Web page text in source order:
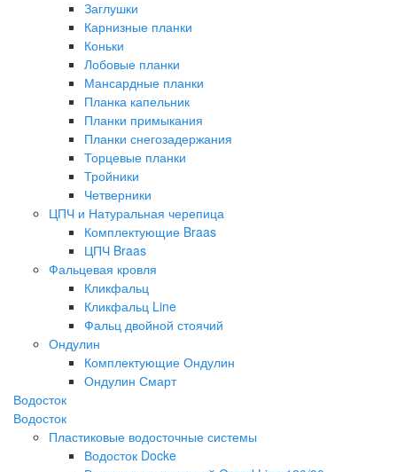
Заглушки
Карнизные планки
Коньки
Лобовые планки
Мансардные планки
Планка капельник
Планки примыкания
Планки снегозадержания
Торцевые планки
Тройники
Четверники
ЦПЧ и Натуральная черепица
Комплектующие Braas
ЦПЧ Braas
Фальцевая кровля
Кликфальц
Кликфальц Line
Фальц двойной стоячий
Ондулин
Комплектующие Ондулин
Ондулин Смарт
Водосток
Водосток
Пластиковые водосточные системы
Водосток Docke